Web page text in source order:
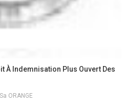
À Indemnisation Plus Ouvert Des
ORANGE